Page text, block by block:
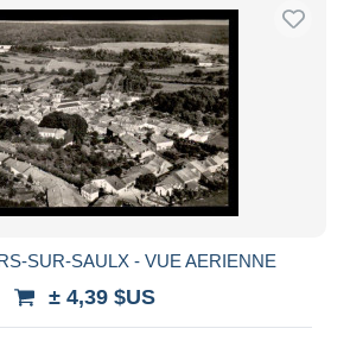
SUR-SAULX - VUE AERIENNE
± 4,39 $US